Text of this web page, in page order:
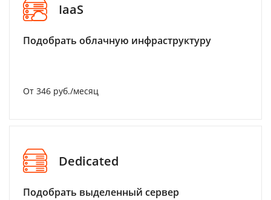
IaaS
Подобрать облачную инфраструктуру
От 346 руб./месяц
Dedicated
Подобрать выделенный сервер